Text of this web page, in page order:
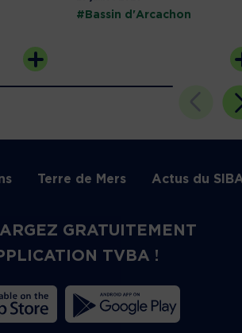
#Bassin d'Arcachon
Terre de Mers Actus du
GRATUITEMENT
TVBA !